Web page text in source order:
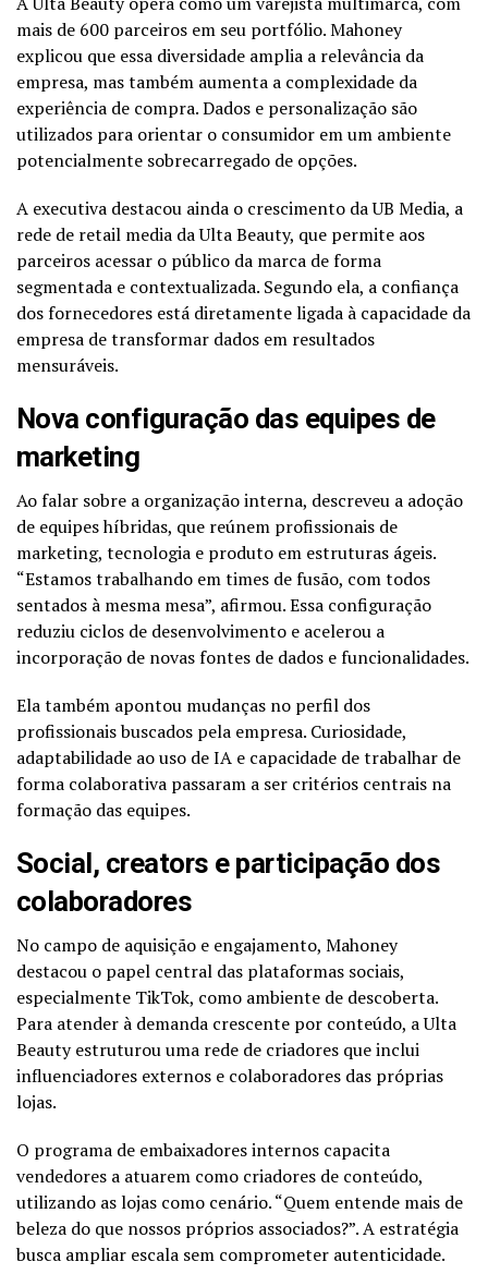
mais de 600 parceiros em seu portfólio. Mahoney
explicou que essa diversidade amplia a relevância da
empresa, mas também aumenta a complexidade da
experiência de compra. Dados e personalização são
utilizados para orientar o consumidor em um ambiente
potencialmente sobrecarregado de opções.
A executiva destacou ainda o crescimento da UB Media, a
rede de retail media da Ulta Beauty, que permite aos
parceiros acessar o público da marca de forma
segmentada e contextualizada. Segundo ela, a confiança
dos fornecedores está diretamente ligada à capacidade da
empresa de transformar dados em resultados
mensuráveis.
Nova configuração das equipes de
marketing
Ao falar sobre a organização interna, descreveu a adoção
de equipes híbridas, que reúnem profissionais de
marketing, tecnologia e produto em estruturas ágeis.
“Estamos trabalhando em times de fusão, com todos
sentados à mesma mesa”, afirmou. Essa configuração
reduziu ciclos de desenvolvimento e acelerou a
incorporação de novas fontes de dados e funcionalidades.
Ela também apontou mudanças no perfil dos
profissionais buscados pela empresa. Curiosidade,
adaptabilidade ao uso de IA e capacidade de trabalhar de
forma colaborativa passaram a ser critérios centrais na
formação das equipes.
Social, creators e participação dos
colaboradores
No campo de aquisição e engajamento, Mahoney
destacou o papel central das plataformas sociais,
especialmente TikTok, como ambiente de descoberta.
Para atender à demanda crescente por conteúdo, a Ulta
Beauty estruturou uma rede de criadores que inclui
influenciadores externos e colaboradores das próprias
lojas.
O programa de embaixadores internos capacita
vendedores a atuarem como criadores de conteúdo,
utilizando as lojas como cenário. “Quem entende mais de
beleza do que nossos próprios associados?”. A estratégia
busca ampliar escala sem comprometer autenticidade.